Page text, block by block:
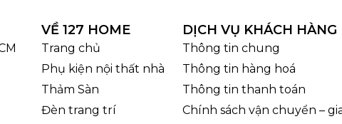
và chất liệu
DTK1511 gây ấn tượng mạnh nhờ dáng xoắn dài từ
sáng chảy xuống không gian. Hệ thống lá thủy tinh
nhìn từ dưới lên vừa hoành tráng vừa thanh thoát. Màu
GU10, giúp đèn dễ dàng hòa hợp với nhiều phong
VỀ 127 HOME
Trang chủ
Phụ kiện nội thất nhà
Thảm Sàn
Đèn trang trí
DỊCH VỤ KHÁCH HÀNG
Thông tin chung
Thông tin hàng hoá
Thông tin thanh toán
Chính sách vận chuyển –